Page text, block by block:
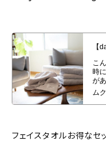
【dailyお知らせ】dailyオリ
フェイスタオルお得なセ